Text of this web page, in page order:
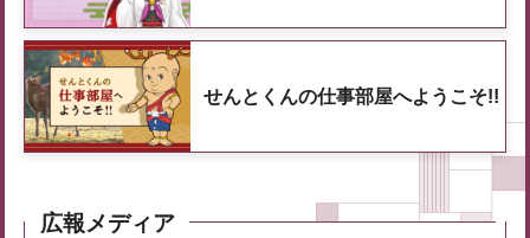
せんとくんの仕事部屋へようこそ!!
広報メディア